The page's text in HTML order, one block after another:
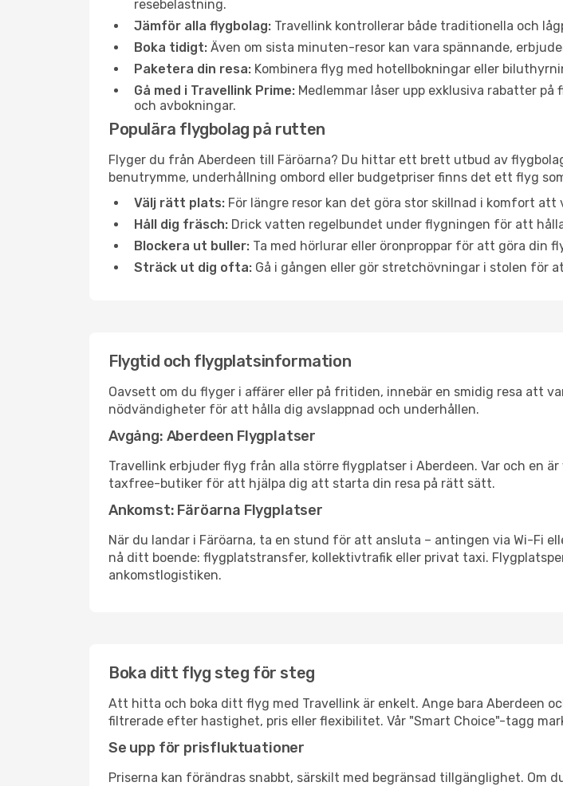
resebelastning.
Jämför alla flygbolag: Travellink kontrollerar både traditionella och
Boka tidigt: Även om sista minuten-resor kan vara spännande,
Paketera din resa: Kombinera flyg med hotellbokningar eller
Gå med i Travellink Prime: Medlemmar låser upp exklusiva rabatter
och avbokningar.
Populära flygbolag på rutten
Flyger du från Aberdeen till Färöarna? Du hittar ett brett utbud av
benutrymme, underhållning ombord eller budgetpriser finns det ett flyg
Välj rätt plats: För längre resor kan det göra stor skillnad i komfort
Håll dig fräsch: Drick vatten regelbundet under flygningen för att
Blockera ut buller: Ta med hörlurar eller öronproppar för att göra din
Sträck ut dig ofta: Gå i gången eller gör stretchövningar i stolen för
Flygtid och flygplatsinformation
Oavsett om du flyger i affärer eller på fritiden, innebär en smidig resa att
nödvändigheter för att hålla dig avslappnad och underhållen.
Avgång: Aberdeen Flygplatser
Travellink erbjuder flyg från alla större flygplatser i Aberdeen. Var och en
taxfree-butiker för att hjälpa dig att starta din resa på rätt sätt.
Ankomst: Färöarna Flygplatser
När du landar i Färöarna, ta en stund för att ansluta – antingen via Wi-Fi
nå ditt boende: flygplatstransfer, kollektivtrafik eller privat taxi.
ankomstlogistiken.
Boka ditt flyg steg för steg
Att hitta och boka ditt flyg med Travellink är enkelt. Ange bara Aberdeen
filtrerade efter hastighet, pris eller flexibilitet. Vår "Smart Choice"-tagg
Se upp för prisfluktuationer
Priserna kan förändras snabbt, särskilt med begränsad tillgänglighet.